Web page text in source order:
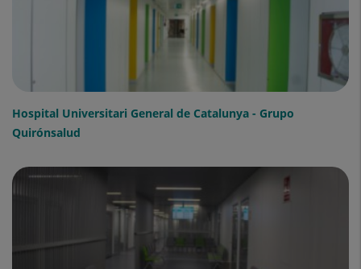
Hospital Universitari General de Catalunya - Grupo
Quirónsalud